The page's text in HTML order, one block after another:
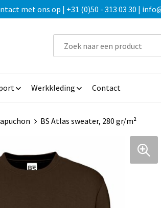
met ons op | +31 (0)50 - 313 03 30 |
Werkkleding Contact
BS Atlas sweater, 280 gr/m²